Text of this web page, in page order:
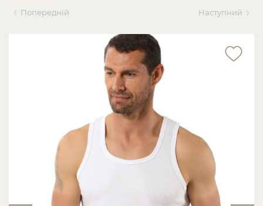
Попередній Наступний